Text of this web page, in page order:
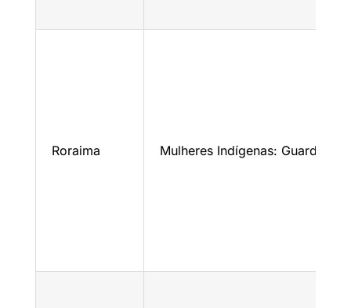
Roraima Mulheres Indígenas: Guardiãs